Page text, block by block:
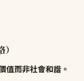
而非社會和諧。